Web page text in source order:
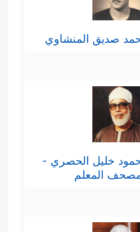
صديق المنشاوي
خليل الحصري -
المعلم